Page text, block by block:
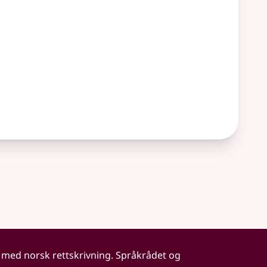
norsk rettskrivning. Språkrådet og